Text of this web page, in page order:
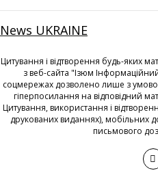
News UKRAINE
Цитування і відтворення будь-яких
з веб-сайта "Ізюм
соцмережах дозволено лише з
гіперпосилання на відповідний
Цитування, використання і
друкованих виданнях), мобільних
письмового